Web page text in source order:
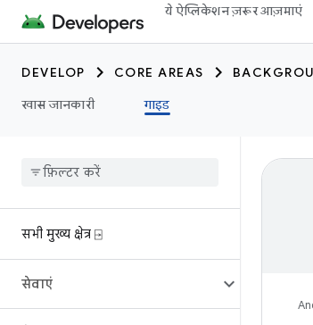
ये ऐप्लिकेशन ज़रूर आज़माएं
DEVELOP CORE AREAS
खास जानकारी
गाइड
सभी मुख्य क्षेत्र ⍈
सेवाएं